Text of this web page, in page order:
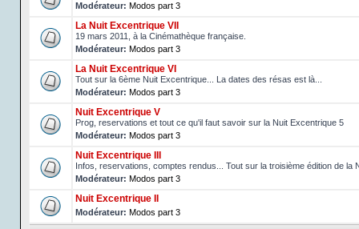
Modérateur: Modos part 3
La Nuit Excentrique VII
19 mars 2011, à la Cinémathèque française.
Modérateur: Modos part 3
La Nuit Excentrique VI
Tout sur la 6ème Nuit Excentrique... La dates des résas est là...
Modérateur: Modos part 3
Nuit Excentrique V
Prog, reservations et tout ce qu'il faut savoir sur la Nuit Excentrique 5
Modérateur: Modos part 3
Nuit Excentrique III
Infos, reservations, comptes rendus... Tout sur la troisième édition de la
Modérateur: Modos part 3
Nuit Excentrique II
Modérateur: Modos part 3